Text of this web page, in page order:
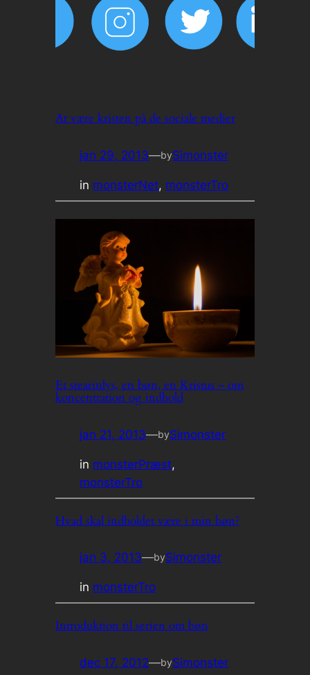
At være kristen på de sociale medier
jan 29, 2013—bySimonster
in monsterNet, monsterTro
Et stearinlys, en bøn, en Kristus – om
koncentration og indhold
jan 21, 2013—bySimonster
in monsterPræst
monsterTro
Hvad skal indholdet være i min bøn?
jan 3, 2013—bySimonster
in monsterTro
Introduktion til serien om bøn
dec 17, 2012—bySimonster